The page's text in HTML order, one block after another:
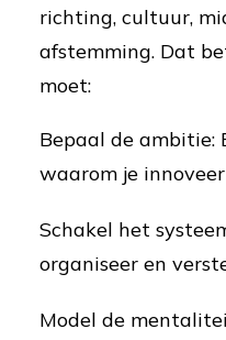
richting, cultuur,
afstemming. Dat
moet:
Bepaal de ambitie:
waarom je
Schakel het
organiseer en
Model de